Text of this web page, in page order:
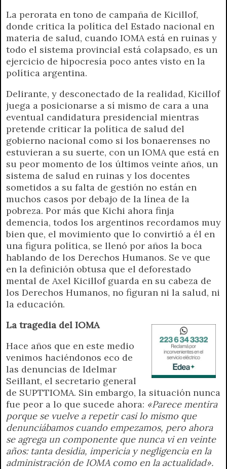
n
d
l
y
La perorata en tono de campaña de Kicillof,
donde critica la política del Estado nacional en
materia de salud, cuando IOMA está en ruinas y
todo el sistema provincial está colapsado, es un
ejercicio de hipocresía poco antes visto en la
política argentina.
Delirante, y desconectado de la realidad, Kicillof
juega a posicionarse a sí mismo de cara a una
eventual candidatura presidencial mientras
pretende criticar la política de salud del
gobierno nacional como si los bonaerenses no
estuvieran a su suerte, con un IOMA que está en
su peor momento de los últimos veinte años, un
sistema de salud en ruinas y los docentes
sometidos a su falta de gestión no están en
muchos casos por debajo de la línea de la
pobreza. Por más que Kichi ahora finja
demencia, todos los argentinos recordamos muy
bien que, el movimiento que lo convirtió a él en
una figura política, se llenó por años la boca
hablando de los Derechos Humanos. Se ve que
en la definición obtusa que el deforestado
mental de Axel Kicillof guarda en su cabeza de
los Derechos Humanos, no figuran ni la salud, ni
la educación.
La tragedia del IOMA
Hace años que en este medio
venimos haciéndonos eco de
las denuncias de Idelmar
Seillant, el secretario general
de SUPTTIOMA. Sin embargo, la situación nunca
fue peor a lo que sucede ahora: «Parece mentira
porque se vuelve a repetir casi lo mismo que
denunciábamos cuando empezamos, pero ahora
se agrega un componente que nunca vi en veinte
años: tanta desidia, impericia y negligencia en la
administración de IOMA como en la actualidad».